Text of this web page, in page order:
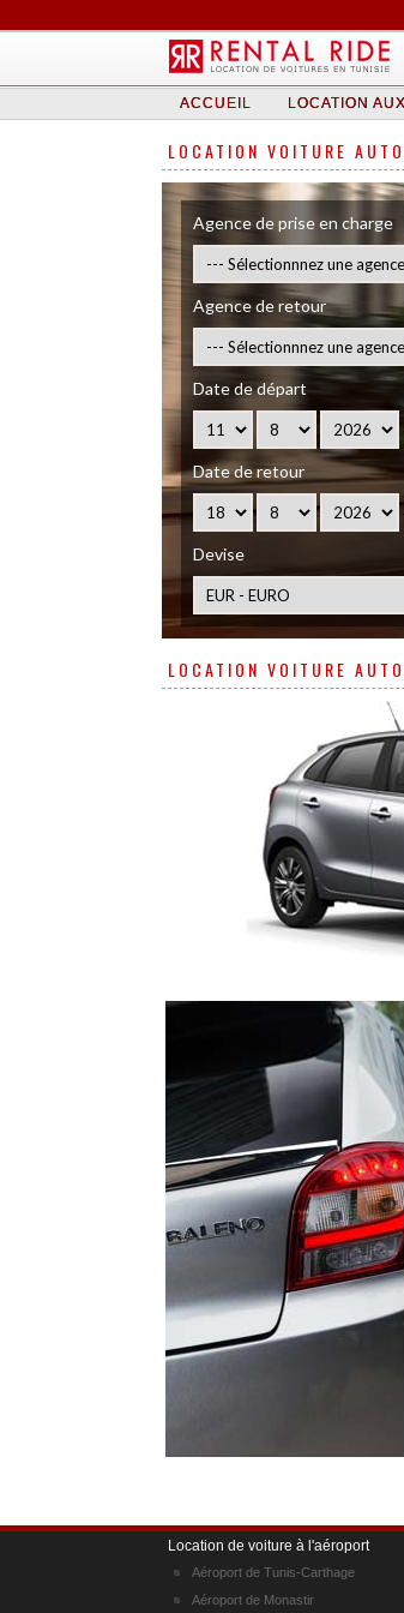
ACCUEIL LOCATION
LOCATION VOITURE
Agence de prise en charge
Agence de retour
Date de départ
Date de retour
Devise
LOCATION VOITURE
Location de voiture à l'aéroport
Aéroport de Tunis-Carthage
Aéroport de Monastir